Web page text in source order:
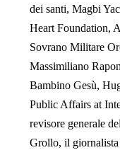
dei santi, Magbi
Heart Foundation,
Sovrano Militare
Massimiliano
Bambino Gesù,
Public Affairs at
revisore generale
Grollo, il